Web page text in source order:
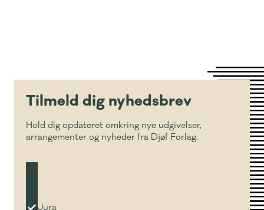
Tilmeld dig nyhedsbrev
Hold dig opdateret omkring nye udgivelser,
arrangementer og nyheder fra Djøf Forlag.
Jura